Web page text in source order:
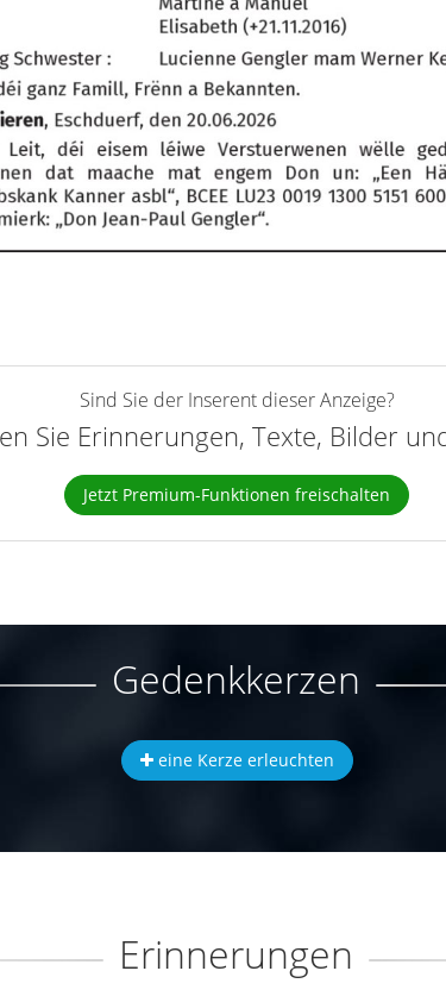
Sind Sie der Inserent dieser Anzeige?
Sie Erinnerungen, Texte, Bilder
Jetzt Premium-Funktionen freischalten
Gedenkkerzen
eine Kerze erleuchten
Erinnerungen